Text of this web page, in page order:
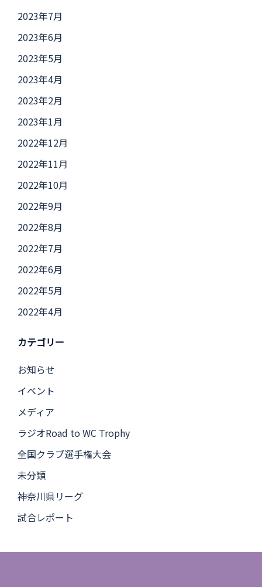
2023年7月
2023年6月
2023年5月
2023年4月
2023年2月
2023年1月
2022年12月
2022年11月
2022年10月
2022年9月
2022年8月
2022年7月
2022年6月
2022年5月
2022年4月
カテゴリー
お知らせ
イベント
メディア
ラジオRoad to WC Trophy
全国クラブ選手権大会
未分類
神奈川県リーグ
試合レポート